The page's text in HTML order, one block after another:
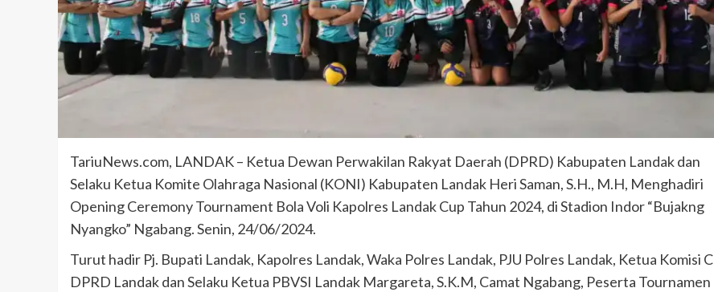
TariuNews.com, LANDAK – Ketua Dewan Perwakilan Rakyat Daerah (DPRD) Kabupaten Landak dan
Selaku Ketua Komite Olahraga Nasional (KONI) Kabupaten Landak Heri Saman, S.H., M.H, Menghadiri
Opening Ceremony Tournament Bola Voli Kapolres Landak Cup Tahun 2024, di Stadion Indor “Bujakng
Nyangko” Ngabang. Senin, 24/06/2024.
Turut hadir Pj. Bupati Landak, Kapolres Landak, Waka Polres Landak, PJU Polres Landak, Ketua Komisi C
DPRD Landak dan Selaku Ketua PBVSI Landak Margareta, S.K.M, Camat Ngabang, Peserta Tournamen